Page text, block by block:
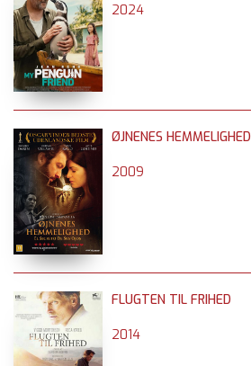
2024
ØJNENES HEMMELIGHED
2009
FLUGTEN TIL FRIHED
2014